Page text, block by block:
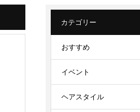
カテゴリー
おすすめ
イベント
ヘアスタイル